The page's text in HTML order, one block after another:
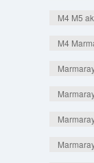
M4 M5
M4